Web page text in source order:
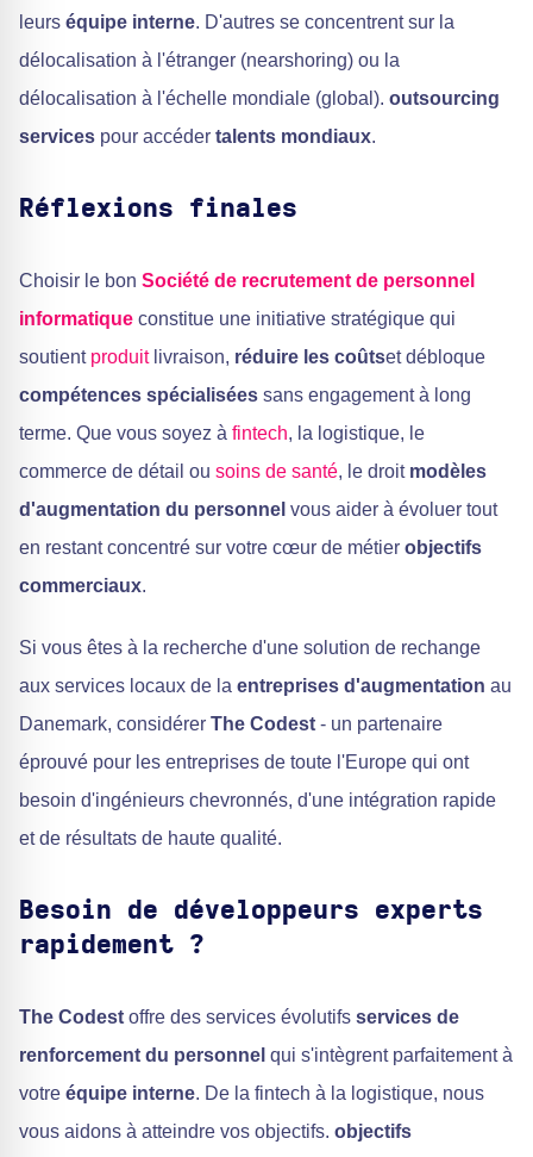
leurs équipe interne. D'autres se concentrent sur la
délocalisation à l'étranger (nearshoring) ou la
délocalisation à l'échelle mondiale (global). outsourcing
services pour accéder talents mondiaux.
Réflexions finales
Choisir le bon Société de recrutement de personnel
informatique constitue une initiative stratégique qui
soutient produitlivraison, réduire les coûtset débloque
compétences spécialisées sans engagement à long
terme. Que vous soyez à fintech, la logistique, le
commerce de détail ou soins de santé, le droit modèles
d'augmentation du personnel vous aider à évoluer tout
en restant concentré sur votre cœur de métier objectifs
commerciaux.
Si vous êtes à la recherche d'une solution de rechange
aux services locaux de la entreprises d'augmentation au
Danemark, considérer The Codest - un partenaire
éprouvé pour les entreprises de toute l'Europe qui ont
besoin d'ingénieurs chevronnés, d'une intégration rapide
et de résultats de haute qualité.
Besoin de développeurs experts
rapidement ?
The Codest offre des services évolutifs services de
renforcement du personnel qui s'intègrent parfaitement à
votre équipe interne. De la fintech à la logistique, nous
vous aidons à atteindre vos objectifs. objectifs